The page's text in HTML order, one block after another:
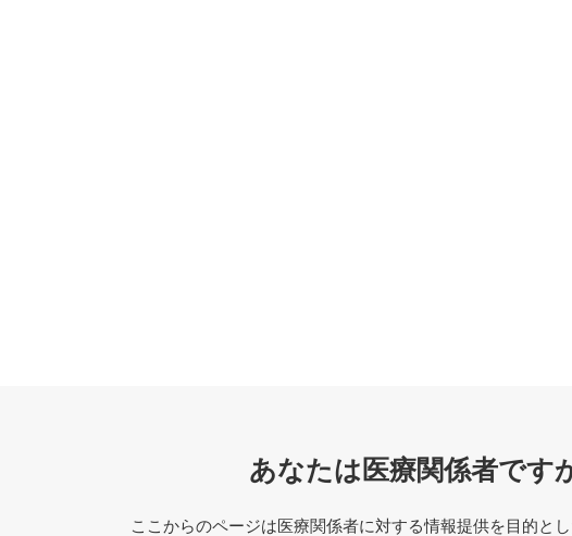
あなたは医療関係者です
ここからのページは医療関係者に対する情報提供を目的とし